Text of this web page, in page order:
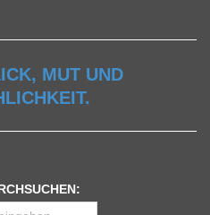
MUT UND